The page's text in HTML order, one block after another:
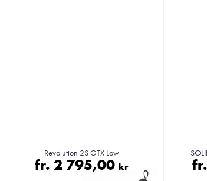
Revolution 2S GTX Low
fr. 2 795,00 kr fr.